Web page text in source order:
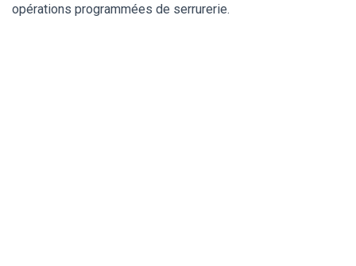
opérations programmées de serrurerie.